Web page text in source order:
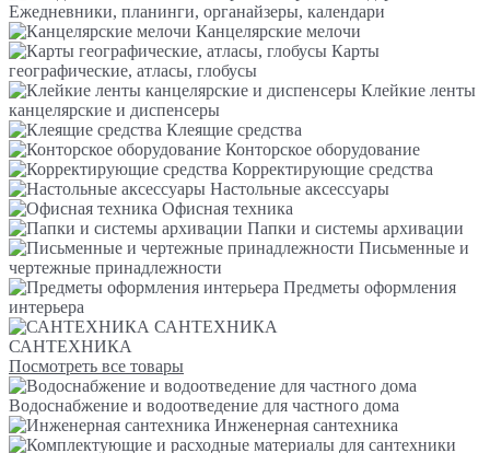
Ежедневники, планинги, органайзеры, календари
Канцелярские мелочи
Карты
географические, атласы, глобусы
Клейкие ленты
канцелярские и диспенсеры
Клеящие средства
Конторское оборудование
Корректирующие средства
Настольные аксессуары
Офисная техника
Папки и системы архивации
Письменные и
чертежные принадлежности
Предметы оформления
интерьера
САНТЕХНИКА
САНТЕХНИКА
Посмотреть все товары
Водоснабжение и водоотведение для частного дома
Инженерная сантехника